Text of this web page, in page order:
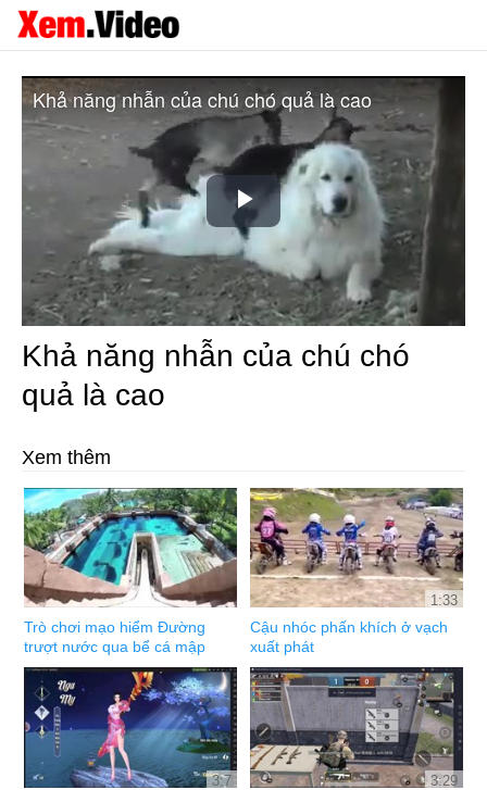
Play
Video
Khả năng nhẫn của chú chó quả là cao
Khả năng nhẫn của chú chó
quả là cao
Xem thêm
Trò chơi mạo hiểm Đường
trượt nước qua bể cá mập
1:33
Cậu nhóc phấn khích ở vạch
xuất phát
3:7 3:29